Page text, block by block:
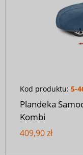
Kod produktu: 5-
Plandeka
Kombi
409,90 zł